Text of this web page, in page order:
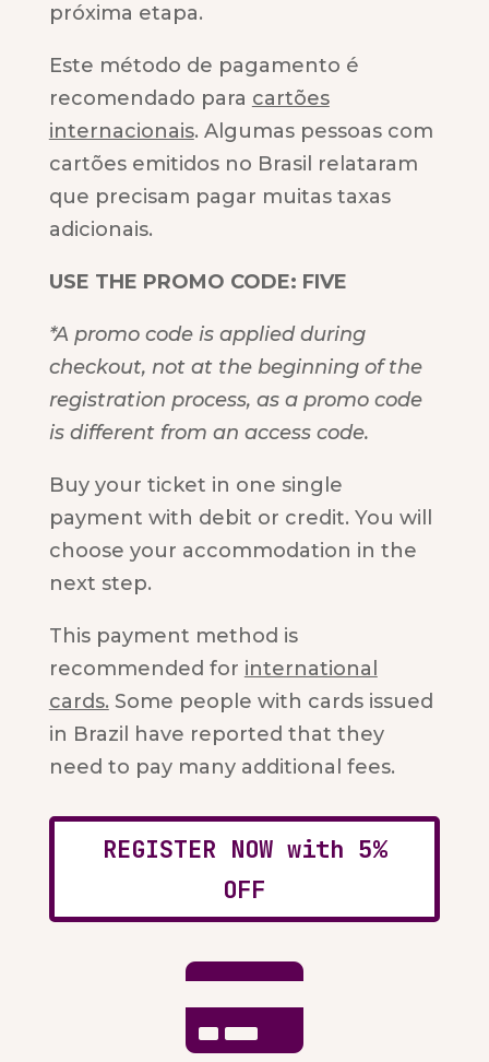
próxima etapa.
Este método de pagamento é
recomendado para cartões
internacionais. Algumas pessoas com
cartões emitidos no Brasil relataram
que precisam pagar muitas taxas
adicionais.
USE THE PROMO CODE: FIVE
*A promo code is applied during
checkout, not at the beginning of the
registration process, as a promo code
is different from an access code.
Buy your ticket in one single
payment with debit or credit. You will
choose your accommodation in the
next step.
This payment method is
recommended for international
cards. Some people with cards issued
in Brazil have reported that they
need to pay many additional fees.
REGISTER NOW with 5%
OFF
